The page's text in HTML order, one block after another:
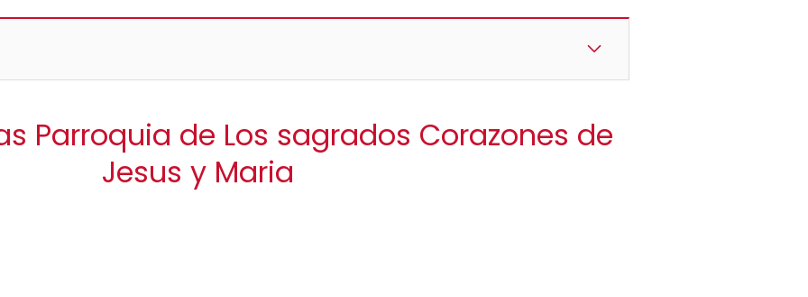
Parroquia de Los sagrados Corazones de
Jesus y Maria